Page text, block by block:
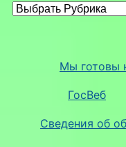
Мы готовы
ГосВеб
Сведения об